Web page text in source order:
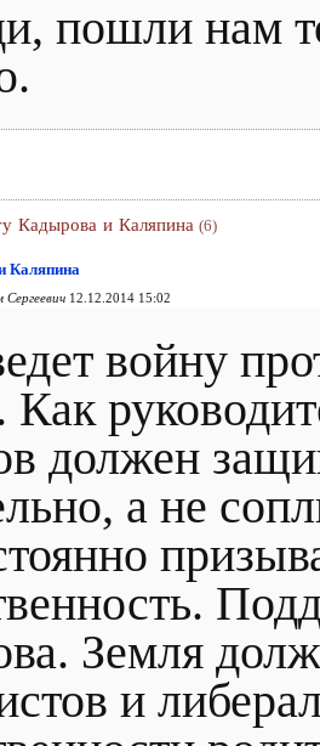
пошли нам
Кадырова и Каляпина (6)
Каляпина
Сергеевич 12.12.2014 15:02
войну
Как
должен
а не
Земля
и